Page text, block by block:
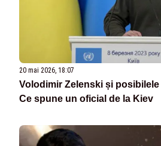
20 mai 2026, 18:07
Volodimir Zelenski și posibilele
Ce spune un oficial de la Kiev